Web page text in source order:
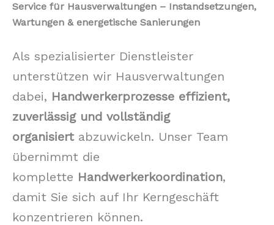
Service für Hausverwaltungen – Instandsetzungen,
Wartungen & energetische Sanierungen
Als spezialisierter Dienstleister
unterstützen wir Hausverwaltungen
dabei, Handwerkerprozesse effizient,
zuverlässig und vollständig
organisiert abzuwickeln. Unser Team
übernimmt die
komplette Handwerkerkoordination,
damit Sie sich auf Ihr Kerngeschäft
konzentrieren können.